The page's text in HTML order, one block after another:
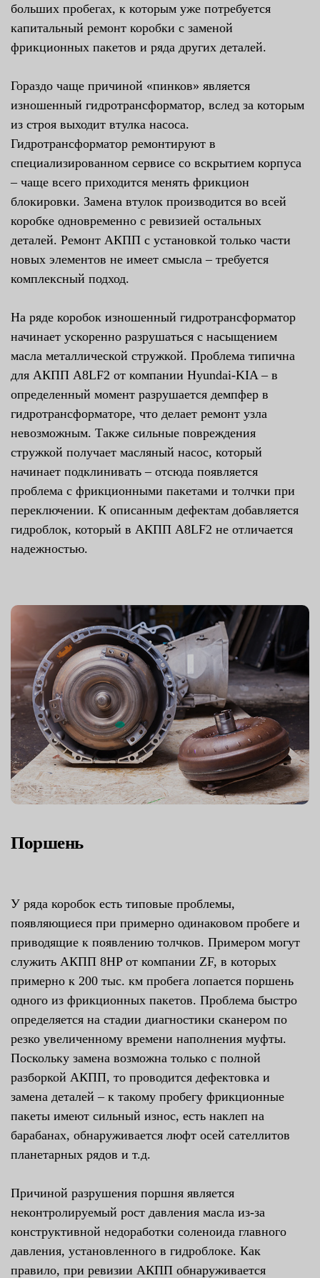
больших пробегах, к которым уже потребуется
капитальный ремонт коробки с заменой
фрикционных пакетов и ряда других деталей.
Гораздо чаще причиной «пинков» является
изношенный гидротрансформатор, вслед за которым
из строя выходит втулка насоса.
Гидротрансформатор ремонтируют в
специализированном сервисе со вскрытием корпуса
– чаще всего приходится менять фрикцион
блокировки. Замена втулок производится во всей
коробке одновременно с ревизией остальных
деталей. Ремонт АКПП с установкой только части
новых элементов не имеет смысла – требуется
комплексный подход.
На ряде коробок изношенный гидротрансформатор
начинает ускоренно разрушаться с насыщением
масла металлической стружкой. Проблема типична
для АКПП A8LF2 от компании Hyundai-KIA – в
определенный момент разрушается демпфер в
гидротрансформаторе, что делает ремонт узла
невозможным. Также сильные повреждения
стружкой получает масляный насос, который
начинает подклинивать – отсюда появляется
проблема с фрикционными пакетами и толчки при
переключении. К описанным дефектам добавляется
гидроблок, который в АКПП A8LF2 не отличается
надежностью.
Поршень
У ряда коробок есть типовые проблемы,
появляющиеся при примерно одинаковом пробеге и
приводящие к появлению толчков. Примером могут
служить АКПП 8HP от компании ZF, в которых
примерно к 200 тыс. км пробега лопается поршень
одного из фрикционных пакетов. Проблема быстро
определяется на стадии диагностики сканером по
резко увеличенному времени наполнения муфты.
Поскольку замена возможна только с полной
разборкой АКПП, то проводится дефектовка и
замена деталей – к такому пробегу фрикционные
пакеты имеют сильный износ, есть наклеп на
барабанах, обнаруживается люфт осей сателлитов
планетарных рядов и т.д.
Причиной разрушения поршня является
неконтролируемый рост давления масла из-за
конструктивной недоработки соленоида главного
давления, установленного в гидроблоке. Как
правило, при ревизии АКПП обнаруживается